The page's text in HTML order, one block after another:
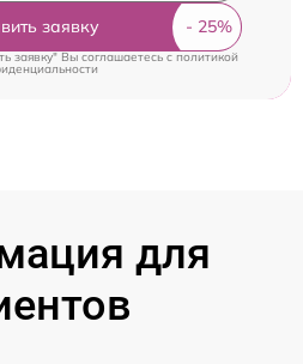
заявку
заявку" Вы соглашаетесь cполитикой
для